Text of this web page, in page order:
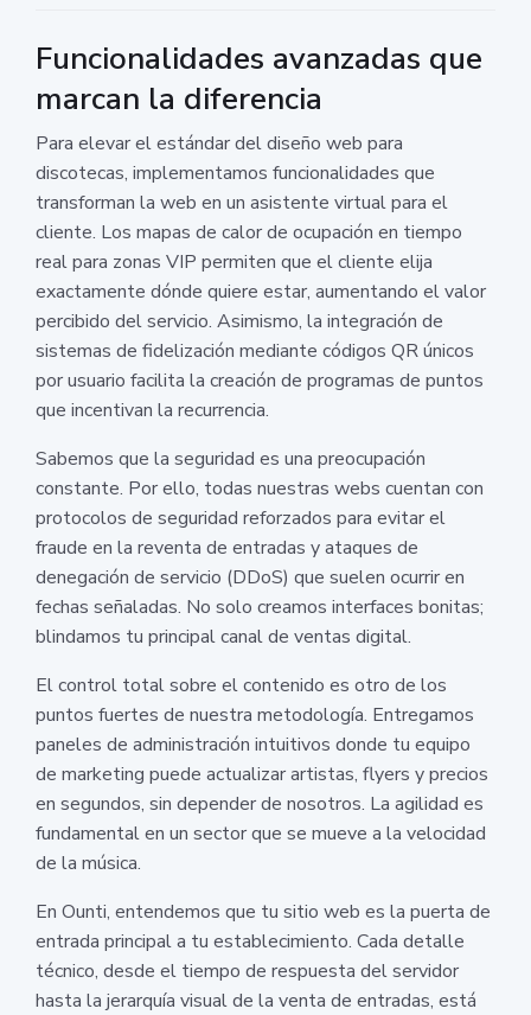
Funcionalidades avanzadas que
marcan la diferencia
Para elevar el estándar del diseño web para
discotecas, implementamos funcionalidades que
transforman la web en un asistente virtual para el
cliente. Los mapas de calor de ocupación en tiempo
real para zonas VIP permiten que el cliente elija
exactamente dónde quiere estar, aumentando el valor
percibido del servicio. Asimismo, la integración de
sistemas de fidelización mediante códigos QR únicos
por usuario facilita la creación de programas de puntos
que incentivan la recurrencia.
Sabemos que la seguridad es una preocupación
constante. Por ello, todas nuestras webs cuentan con
protocolos de seguridad reforzados para evitar el
fraude en la reventa de entradas y ataques de
denegación de servicio (DDoS) que suelen ocurrir en
fechas señaladas. No solo creamos interfaces bonitas;
blindamos tu principal canal de ventas digital.
El control total sobre el contenido es otro de los
puntos fuertes de nuestra metodología. Entregamos
paneles de administración intuitivos donde tu equipo
de marketing puede actualizar artistas, flyers y precios
en segundos, sin depender de nosotros. La agilidad es
fundamental en un sector que se mueve a la velocidad
de la música.
En Ounti, entendemos que tu sitio web es la puerta de
entrada principal a tu establecimiento. Cada detalle
técnico, desde el tiempo de respuesta del servidor
hasta la jerarquía visual de la venta de entradas, está